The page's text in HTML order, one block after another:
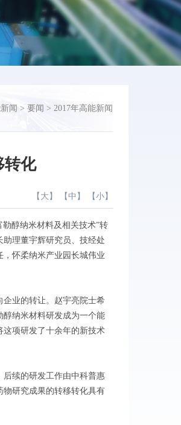
闻 > 要闻 > 2017年高能新闻
转化
【 大 】 【 中 】 【 小 】
醇纳米材料及相关技术”转
理董宇辉研究员、技经处
怀柔纳米产业园长城伟业
业的转让。赵宇亮院士希
纳米材料研发成为一个能
项研发了十余年的新技术
续的研发工作由中科普惠
研究成果的转移转化具有